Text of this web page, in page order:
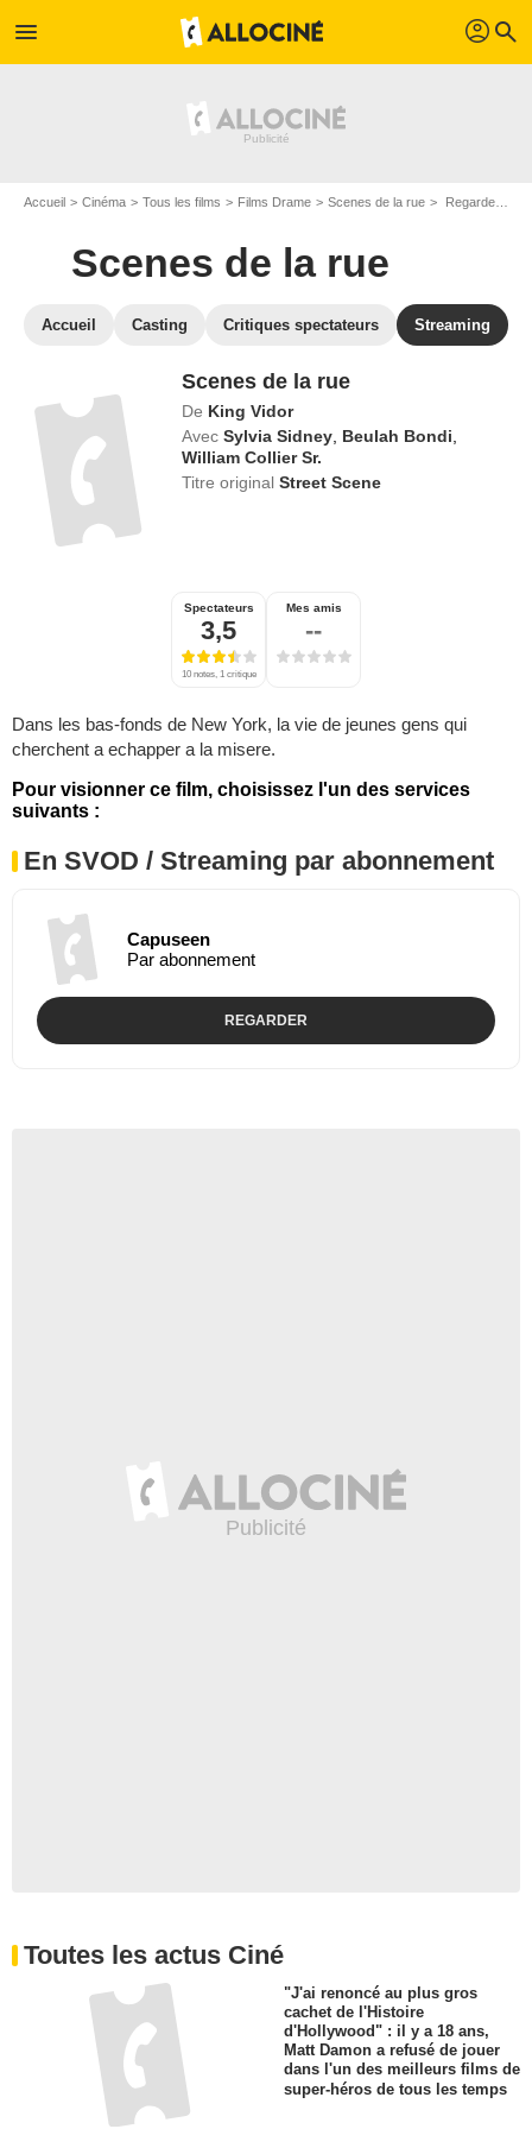
menu profil search
Accueil Cinéma Tous les films Films Drame Scenes de la rue Regarder Scenes de la rue en SVOD
Scenes de la rue
Accueil Casting Critiques spectateurs Streaming
Scenes de la rue
De King Vidor
Avec Sylvia Sidney Beulah Bondi
William Collier Sr.
Titre originalStreet Scene
Spectateurs
3,5
10 notes, 1 critique
Mes amis
--
Dans les bas-fonds de New York, la vie de jeunes gens qui
cherchent a echapper a la misere.
Pour visionner ce film, choisissez l'un des services
suivants :
En SVOD / Streaming par abonnement
Capuseen
Par abonnement
REGARDER
Toutes les actus Ciné
"J'ai renoncé au plus gros
cachet de l'Histoire
d'Hollywood" : il y a 18 ans,
Matt Damon a refusé de jouer
dans l'un des meilleurs films de
super-héros de tous les temps